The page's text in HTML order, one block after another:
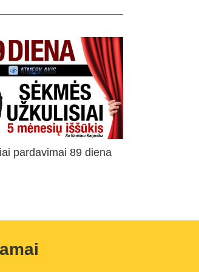
pardavimai 89 diena